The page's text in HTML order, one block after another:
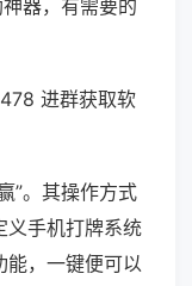
器，有需要的
进群获取软
”。其操作方式
义手机打牌系统
能，一键便可以